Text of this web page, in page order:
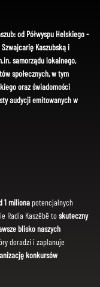
od Półwyspu Helskiego -
Kaszubską i
samorządu lokalnego,
społecznych, w tym
oraz świadomości
audycji emitowanych w
1 miliona potencjalnych
Radia Kaszëbë toskuteczny
blisko naszych
doradzi i zaplanuje
konkursów